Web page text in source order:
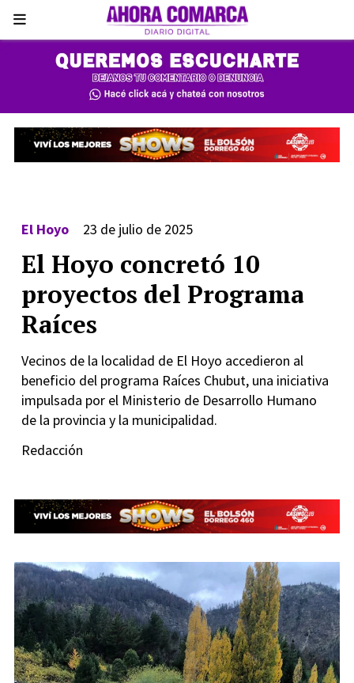
El Hoyo concretó 10
proyectos del Programa
Raíces
Vecinos de la localidad de El Hoyo accedieron al
beneficio del programa Raíces Chubut, una iniciativa
impulsada por el Ministerio de Desarrollo Humano
de la provincia y la municipalidad.
El Hoyo 23 de julio de 2025
Redacción